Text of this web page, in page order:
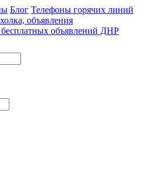
Блог Телефоны горячих линий
объявления